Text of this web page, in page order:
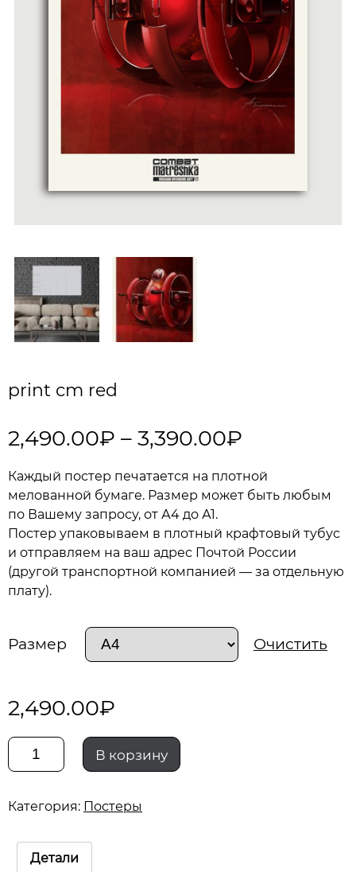
print cm red
2,490.00₽ – 3,390.00₽
Каждый постер печатается на плотной
мелованной бумаге. Размер может быть любым
по Вашему запросу, от А4 до А1.
Постер упаковываем в плотный крафтовый тубус
и отправляем на ваш адрес Почтой России
(другой транспортной компанией — за отдельную
плату).
Размер Очистить
2,490.00₽
Количество
red
В корзину
Категория: Постеры
Детали